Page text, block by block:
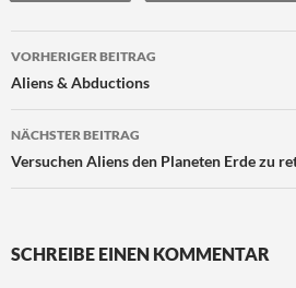
Beitragsnavigation
VORHERIGER BEITRAG
Aliens & Abductions
NÄCHSTER BEITRAG
Versuchen Aliens den Planeten Erde zu
SCHREIBE EINEN KOMMENTAR